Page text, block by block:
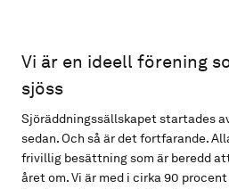
Vi är en ideell förening
sjöss
Sjöräddningssällskapet startades
sedan. Och så är det fortfarande.
frivillig besättning som är beredd
året om. Vi är med i cirka 90